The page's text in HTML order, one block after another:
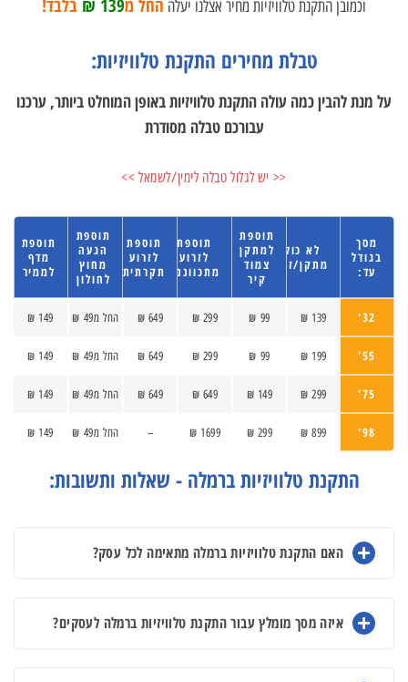
וכמובן התקנת טלוויזיות מחיר אצלנו יעלה החל מ139 ₪ בלבד!
טבלת מחירים התקנת טלוויזיות:
על מנת להבין כמה עולה התקנת טלוויזיות באופן המוחלט ביותר, ערכנו
עבורכם טבלה מסודרת
<< יש לגלול טבלה לימין/לשמאל >>
מסך
בגודל
עד:
לא כולל
מתקן/זרוע
תוספת
למתקן
צמוד
קיר
תוספת
לזרוע
מתכווננת
תוספת
לזרוע
תקרתית
תוספת
הגעה
מחוץ
לחולון
תוספת
מדף
לממיר
32'
139 ₪
99 ₪
299 ₪
649 ₪ החל מ49 ₪ 149 ₪
55'
199 ₪
99 ₪
299 ₪
649 ₪ החל מ49 ₪ 149 ₪
75'
299 ₪
149 ₪
649 ₪
649 ₪ החל מ49 ₪ 149 ₪
98'
899 ₪
299 ₪
1699 ₪
– החל מ49 ₪ 149 ₪
התקנת טלוויזיות ברמלה - שאלות ותשובות:
האם התקנת טלוויזיות ברמלה מתאימה לכל עסק?
איזה מסך מומלץ עבור התקנת טלוויזיות ברמלה לעסקים?